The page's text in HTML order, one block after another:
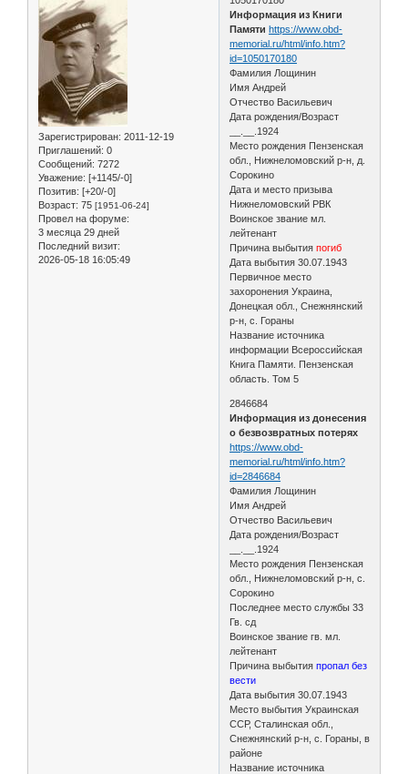
Зарегистрирован: 2011-12-19
Приглашений: 0
Сообщений: 7272
Уважение: [+1145/-0]
Позитив: [+20/-0]
Возраст: 75 [1951-06-24]
Провел на форуме:
3 месяца 29 дней
Последний визит:
2026-05-18 16:05:49
Информация из Книги
Памяти https://www.obd-
memorial.ru/html/info.htm?
id=1050170180
Фамилия Лощинин
Имя Андрей
Отчество Васильевич
Дата рождения/Возраст
__.__.1924
Место рождения Пензенская
обл., Нижнеломовский р-н, д.
Сорокино
Дата и место призыва
Нижнеломовский РВК
Воинское звание мл.
лейтенант
Причина выбытияпогиб
Дата выбытия 30.07.1943
Первичное место
захоронения Украина,
Донецкая обл., Снежнянский
р-н, с. Гораны
Название источника
информации Всероссийская
Книга Памяти. Пензенская
область. Том 5
2846684
Информация из донесения
о безвозвратных потерях
https://www.obd-
memorial.ru/html/info.htm?
id=2846684
Фамилия Лощинин
Имя Андрей
Отчество Васильевич
Дата рождения/Возраст
__.__.1924
Место рождения Пензенская
обл., Нижнеломовский р-н, с.
Сорокино
Последнее место службы 33
Гв. сд
Воинское звание гв. мл.
лейтенант
Причина выбытияпропал без
вести
Дата выбытия 30.07.1943
Место выбытия Украинская
ССР, Сталинская обл.,
Снежнянский р-н, с. Гораны, в
районе
Название источника